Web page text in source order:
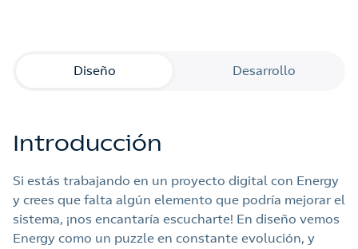
Diseño Desarrollo
Introducción
Si estás trabajando en un proyecto digital con Energy
y crees que falta algún elemento que podría mejorar el
sistema, ¡nos encantaría escucharte! En diseño vemos
Energy como un puzzle en constante evolución, y